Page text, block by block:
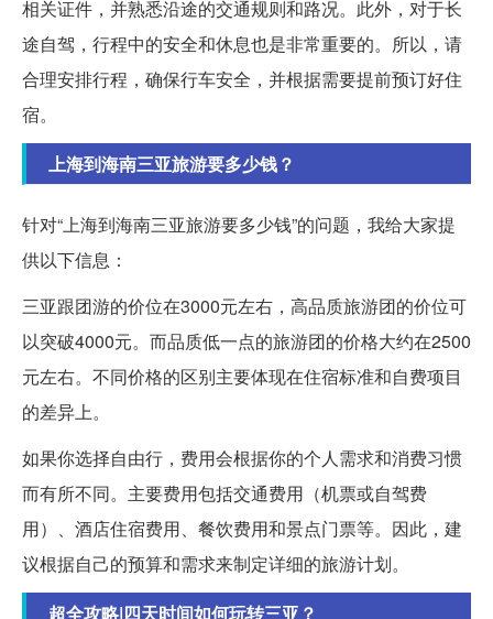
相关证件，并熟悉沿途的交通规则和路况。此外，对于长
途自驾，行程中的安全和休息也是非常重要的。所以，请
合理安排行程，确保行车安全，并根据需要提前预订好住
宿。
上海到海南三亚旅游要多少钱？
针对“上海到海南三亚旅游要多少钱”的问题，我给大家提
供以下信息：
三亚跟团游的价位在3000元左右，高品质旅游团的价位可
以突破4000元。而品质低一点的旅游团的价格大约在2500
元左右。不同价格的区别主要体现在住宿标准和自费项目
的差异上。
如果你选择自由行，费用会根据你的个人需求和消费习惯
而有所不同。主要费用包括交通费用（机票或自驾费
用）、酒店住宿费用、餐饮费用和景点门票等。因此，建
议根据自己的预算和需求来制定详细的旅游计划。
超全攻略|四天时间如何玩转三亚？